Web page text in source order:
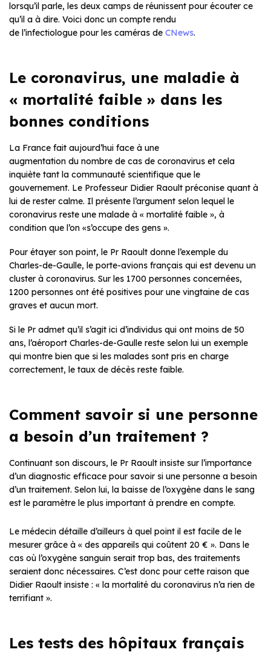
lorsqu’il parle, les deux camps de réunissent pour écouter ce
qu’il a à dire. Voici donc un compte rendu
de l’infectiologue pour les caméras de CNews.
Le coronavirus, une maladie à
« mortalité faible » dans les
bonnes conditions
La France fait aujourd’hui face à une
augmentation du nombre de cas de coronavirus et cela
inquiète tant la communauté scientifique que le
gouvernement. Le Professeur Didier Raoult préconise quant à
lui de rester calme. Il présente l’argument selon lequel le
coronavirus reste une malade à « mortalité faible », à
condition que l’on «s’occupe des gens ».
Pour étayer son point, le Pr Raoult donne l’exemple du
Charles-de-Gaulle, le porte-avions français qui est devenu un
cluster à coronavirus. Sur les 1700 personnes concernées,
1200 personnes ont été positives pour une vingtaine de cas
graves et aucun mort.
Si le Pr admet qu’il s’agit ici d’individus qui ont moins de 50
ans, l’aéroport Charles-de-Gaulle reste selon lui un exemple
qui montre bien que si les malades sont pris en charge
correctement, le taux de décès reste faible.
Comment savoir si une personne
a besoin d’un traitement ?
Continuant son discours, le Pr Raoult insiste sur l’importance
d’un diagnostic efficace pour savoir si une personne a besoin
d’un traitement. Selon lui, la baisse de l’oxygène dans le sang
est le paramètre le plus important à prendre en compte.
Le médecin détaille d’ailleurs à quel point il est facile de le
mesurer grâce à « des appareils qui coûtent 20 € ». Dans le
cas où l’oxygène sanguin serait trop bas, des traitements
seraient donc nécessaires. C’est donc pour cette raison que
Didier Raoult insiste : « la mortalité du coronavirus n’a rien de
terrifiant ».
Les tests des hôpitaux français